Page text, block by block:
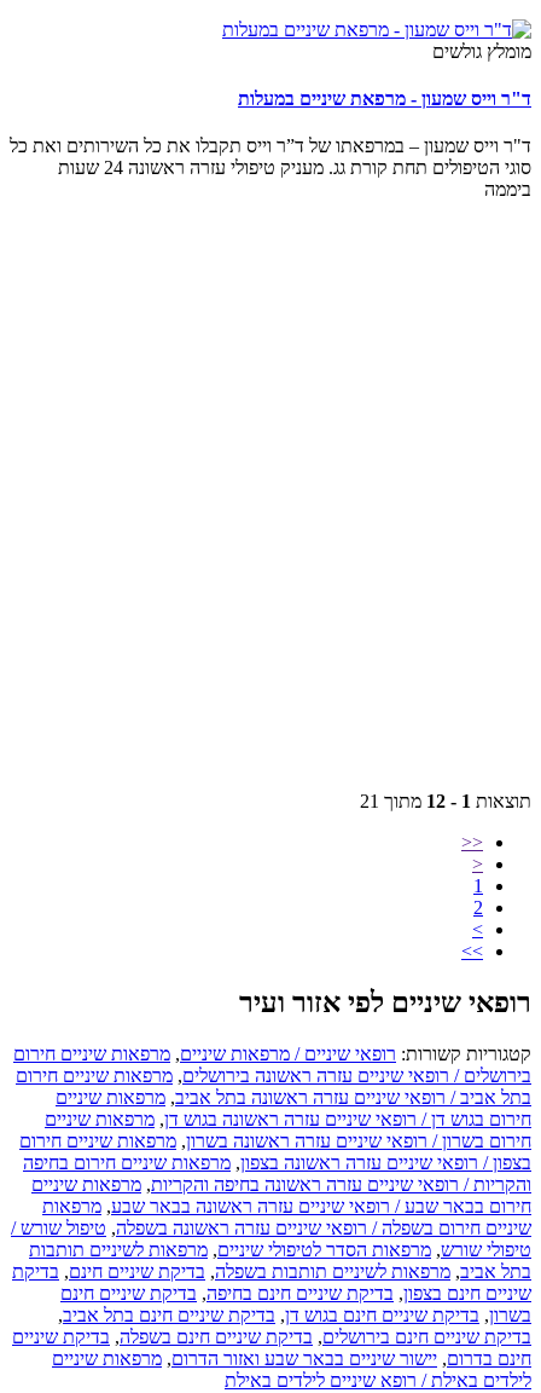
מומלץ גולשים
ד"ר וייס שמעון - מרפאת שיניים במעלות
ד"ר וייס שמעון – במרפאתו של ד”ר וייס תקבלו את כל השירותים ואת כל
סוגי הטיפולים תחת קורת גג. מעניק טיפולי עזרה ראשונה 24 שעות
ביממה
תוצאות 1 - 12
מתוך 21
<<
<
1
2
>
>>
רופאי שיניים לפי אזור ועיר
קטגוריות קשורות: רופאי שיניים / מרפאות שיניים, מרפאות שיניים חירום
בירושלים / רופאי שיניים עזרה ראשונה בירושלים, מרפאות שיניים חירום
בתל אביב / רופאי שיניים עזרה ראשונה בתל אביב, מרפאות שיניים
חירום בגוש דן / רופאי שיניים עזרה ראשונה בגוש דן, מרפאות שיניים
חירום בשרון / רופאי שיניים עזרה ראשונה בשרון, מרפאות שיניים חירום
בצפון / רופאי שיניים עזרה ראשונה בצפון, מרפאות שיניים חירום בחיפה
והקריות / רופאי שיניים עזרה ראשונה בחיפה והקריות, מרפאות שיניים
חירום בבאר שבע / רופאי שיניים עזרה ראשונה בבאר שבע, מרפאות
שיניים חירום בשפלה / רופאי שיניים עזרה ראשונה בשפלה, טיפול שורש /
טיפולי שורש, מרפאות הסדר לטיפולי שיניים, מרפאות לשיניים תותבות
בתל אביב, מרפאות לשיניים תותבות בשפלה, בדיקת שיניים חינם, בדיקת
שיניים חינם בצפון, בדיקת שיניים חינם בחיפה, בדיקת שיניים חינם
בשרון, בדיקת שיניים חינם בגוש דן, בדיקת שיניים חינם בתל אביב,
בדיקת שיניים חינם בירושלים, בדיקת שיניים חינם בשפלה, בדיקת שיניים
חינם בדרום, יישור שיניים בבאר שבע ואזור הדרום, מרפאות שיניים
לילדים באילת / רופא שיניים לילדים באילת